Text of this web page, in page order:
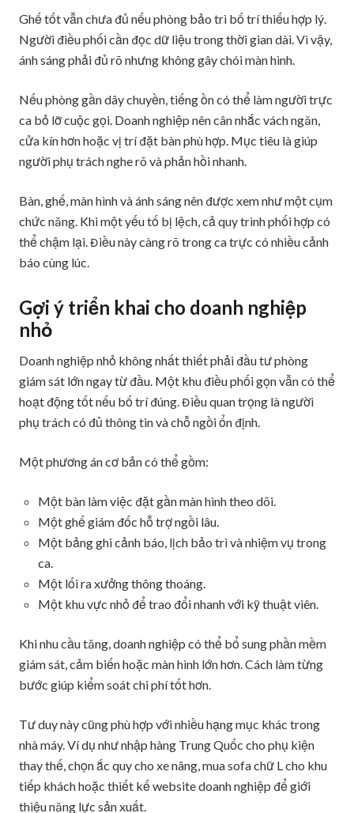
Ghế tốt vẫn chưa đủ nếu phòng bảo trì bố trí thiếu hợp lý.
Người điều phối cần đọc dữ liệu trong thời gian dài. Vì vậy,
ánh sáng phải đủ rõ nhưng không gây chói màn hình.
Nếu phòng gần dây chuyền, tiếng ồn có thể làm người trực
ca bỏ lỡ cuộc gọi. Doanh nghiệp nên cân nhắc vách ngăn,
cửa kín hơn hoặc vị trí đặt bàn phù hợp. Mục tiêu là giúp
người phụ trách nghe rõ và phản hồi nhanh.
Bàn, ghế, màn hình và ánh sáng nên được xem như một cụm
chức năng. Khi một yếu tố bị lệch, cả quy trình phối hợp có
thể chậm lại. Điều này càng rõ trong ca trực có nhiều cảnh
báo cùng lúc.
Gợi ý triển khai cho doanh nghiệp
nhỏ
Doanh nghiệp nhỏ không nhất thiết phải đầu tư phòng
giám sát lớn ngay từ đầu. Một khu điều phối gọn vẫn có thể
hoạt động tốt nếu bố trí đúng. Điều quan trọng là người
phụ trách có đủ thông tin và chỗ ngồi ổn định.
Một phương án cơ bản có thể gồm:
Một bàn làm việc đặt gần màn hình theo dõi.
Một ghế giám đốc hỗ trợ ngồi lâu.
Một bảng ghi cảnh báo, lịch bảo trì và nhiệm vụ trong
ca.
Một lối ra xưởng thông thoáng.
Một khu vực nhỏ để trao đổi nhanh với kỹ thuật viên.
Khi nhu cầu tăng, doanh nghiệp có thể bổ sung phần mềm
giám sát, cảm biến hoặc màn hình lớn hơn. Cách làm từng
bước giúp kiểm soát chi phí tốt hơn.
Tư duy này cũng phù hợp với nhiều hạng mục khác trong
nhà máy. Ví dụ như nhập hàng Trung Quốc cho phụ kiện
thay thế, chọn ắc quy cho xe nâng, mua sofa chữ L cho khu
tiếp khách hoặc thiết kế website doanh nghiệp để giới
thiệu năng lực sản xuất.